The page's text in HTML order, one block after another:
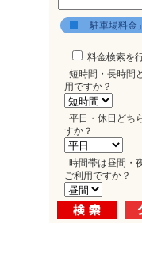
「駐車場料
料金検索を行
短時間・長時間
用ですか？
平日・休日どち
すか？
時間帯は昼間・
ご利用ですか？